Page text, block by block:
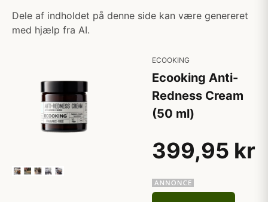
Dele af indholdet på denne side kan være genereret
med hjælp fra AI.
ECOOKING
Ecooking Anti-
Redness Cream
(50 ml)
399,95 kr